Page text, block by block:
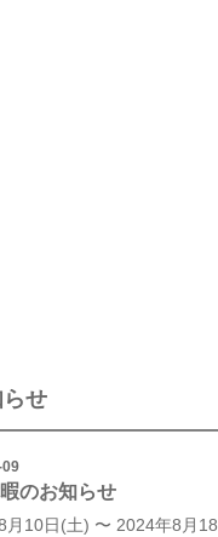
せ
のお知らせ
月10日(土) 〜 2024年8月18